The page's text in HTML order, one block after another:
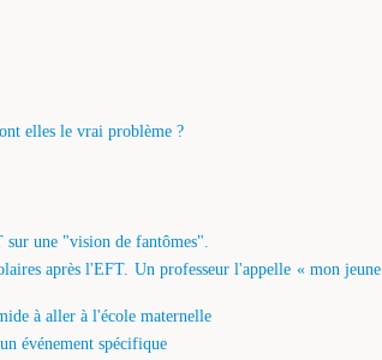
elles le vrai problème ?
sur une "vision de fantômes".
après l'EFT. Un professeur l'appelle « mon jeune
à aller à l'école maternelle
événement spécifique